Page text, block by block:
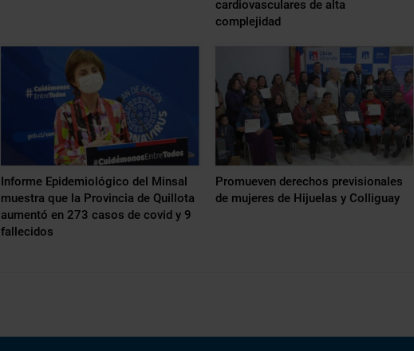
cardiovasculares de alta
complejidad
Informe Epidemiológico del Minsal
muestra que la Provincia de Quillota
aumentó en 273 casos de covid y 9
fallecidos
Promueven derechos previsionales
de mujeres de Hijuelas y Colliguay